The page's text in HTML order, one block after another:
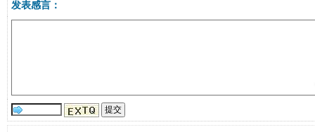
揭批美国五大"原罪" "炒
发表感言：